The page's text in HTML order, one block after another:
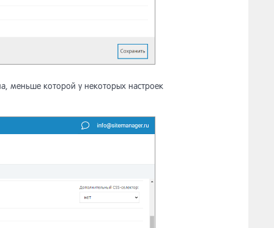
меньше которой у некоторых настроек